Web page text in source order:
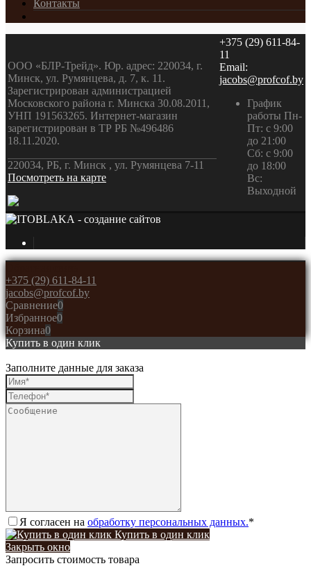
Контакты
ООО «БЛР-Трейд». Юр. адрес: 220034, г.
Минск, ул. Румянцева, д. 7, к. 11.
Зарегистрирован администрацией
Московского района г. Минска 30.08.2011,
УНП 191563265. Интернет-магазин
зарегистрирован в ТР РБ №496486
18.11.2020.
220034, РБ, г. Минск , ул. Румянцева 7-11
Посмотреть на карте
+375 (29) 611-84-
11
Email:
jacobs@profcof.by
График
работы Пн-
Пт: с 9:00
до 21:00
Сб: с 9:00
до 18:00
Вс:
Выходной
- создание сайтов
+375 (29) 611-84-11
jacobs@profcof.by
Сравнение0
Избранное0
Корзина0
Купить в один клик
Заполните данные для заказа
Я согласен на обработку персональных данных.*
Купить в один клик
Закрыть окно
Запросить стоимость товара